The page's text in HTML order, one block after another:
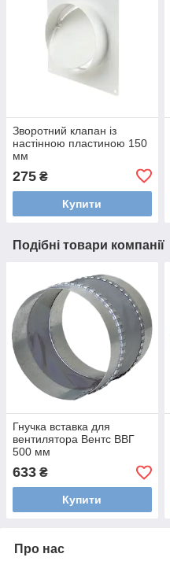
Зворотний клапан із
настінною пластиною 150
мм
275 ₴
Купити
Подібні товари компанії
Гнучка вставка для
вентилятора Вентс ВВГ
500 мм
633 ₴
Купити
Про нас